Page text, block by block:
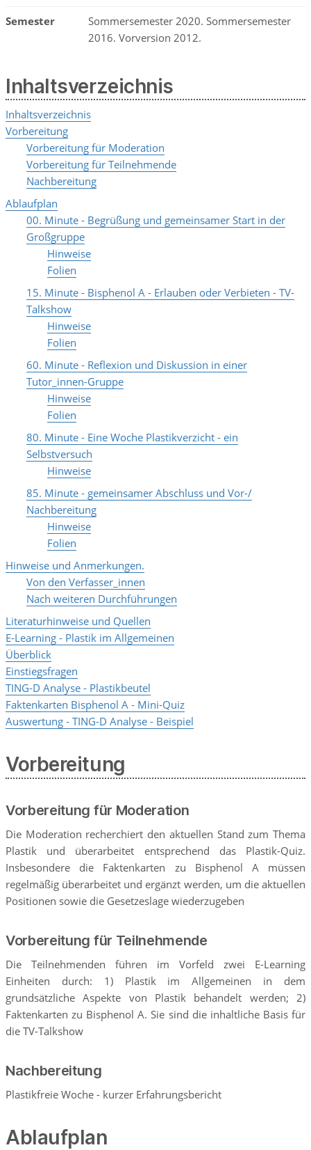
Semester
Sommersemester 2020. Sommersemester
2016. Vorversion 2012.
Inhaltsverzeichnis
Inhaltsverzeichnis
Vorbereitung
Vorbereitung für Moderation
Vorbereitung für Teilnehmende
Nachbereitung
Ablaufplan
00. Minute - Begrüßung und gemeinsamer Start in der
Großgruppe
Hinweise
Folien
15. Minute - Bisphenol A - Erlauben oder Verbieten - TV-
Talkshow
Hinweise
Folien
60. Minute - Reflexion und Diskussion in einer
Tutor_innen-Gruppe
Hinweise
Folien
80. Minute - Eine Woche Plastikverzicht - ein
Selbstversuch
Hinweise
85. Minute - gemeinsamer Abschluss und Vor-/
Nachbereitung
Hinweise
Folien
Hinweise und Anmerkungen.
Von den Verfasser_innen
Nach weiteren Durchführungen
Literaturhinweise und Quellen
E-Learning - Plastik im Allgemeinen
Überblick
Einstiegsfragen
TING-D Analyse - Plastikbeutel
Faktenkarten Bisphenol A - Mini-Quiz
Auswertung - TING-D Analyse - Beispiel
Vorbereitung
Vorbereitung für Moderation
Die Moderation recherchiert den aktuellen Stand zum Thema
Plastik und überarbeitet entsprechend das Plastik-Quiz.
Insbesondere die Faktenkarten zu Bisphenol A müssen
regelmäßig überarbeitet und ergänzt werden, um die aktuellen
Positionen sowie die Gesetzeslage wiederzugeben
Vorbereitung für Teilnehmende
Die Teilnehmenden führen im Vorfeld zwei E-Learning
Einheiten durch: 1) Plastik im Allgemeinen in dem
grundsätzliche Aspekte von Plastik behandelt werden; 2)
Faktenkarten zu Bisphenol A. Sie sind die inhaltliche Basis für
die TV-Talkshow
Nachbereitung
Plastikfreie Woche - kurzer Erfahrungsbericht
Ablaufplan